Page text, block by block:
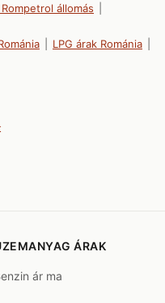
állomás
LPG árak Románia
ÁRAK
ár ma